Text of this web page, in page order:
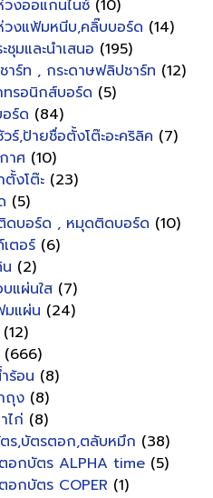
วงออแกนไนซ์ (10)
วงแฟ้มหนีบ,คลิ๊บบอร์ด (14)
มและนำเสนอ (195)
าร์ท , กระดาษฟลิปชาร์ท (12)
ทรอนิกส์บอร์ด (5)
ร์ด (84)
ร์,ป้ายชื่อตั้งโต๊ะอะคริลิค (7)
าศ (10)
งโต๊ะ (23)
(5)
ดบอร์ด , หมุดติดบอร์ด (10)
ตอร์ (6)
(2)
แผ่นใส (7)
มแผ่น (24)
(12)
(666)
ร้อน (8)
ถุง (8)
ไก่ (8)
ร,บัตรตอก,ตลับหมึก (38)
อกบัตร ALPHA time (5)
อกบัตร COPER (1)